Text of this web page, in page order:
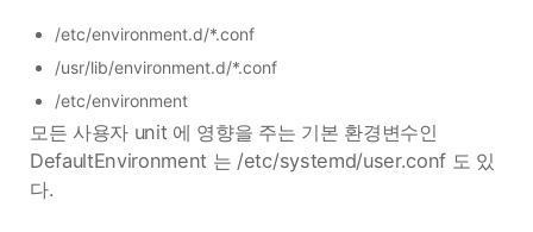
/etc/environment.d/*.conf
/usr/lib/environment.d/*.conf
/etc/environment
모든 사용자 unit 에 영향을 주는 기본 환경변수인
DefaultEnvironment 는 /etc/systemd/user.conf 도 있
다.